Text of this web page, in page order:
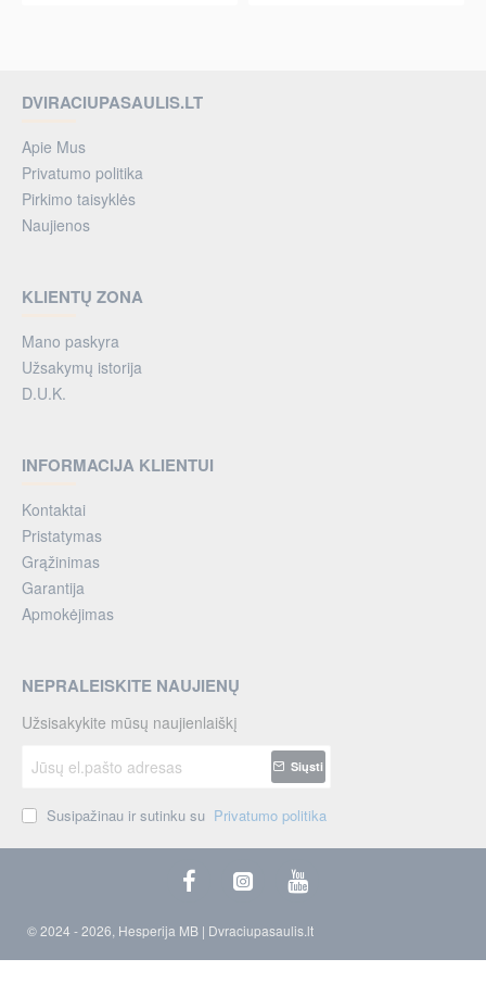
DVIRACIUPASAULIS.LT
Apie Mus
Privatumo politika
Pirkimo taisyklės
Naujienos
KLIENTŲ ZONA
Mano paskyra
Užsakymų istorija
D.U.K.
INFORMACIJA KLIENTUI
Kontaktai
Pristatymas
Grąžinimas
Garantija
Apmokėjimas
NEPRALEISKITE NAUJIENŲ
Užsisakykite mūsų naujienlaiškį
el.pašto
Siųsti
Susipažinau ir sutinku su Privatumo politika
© 2024 - 2026, Hesperija MB | Dvraciupasaulis.lt
Be sutikimo draudžiama kopijuoti ir platinti svetainėje esančią informaciją.